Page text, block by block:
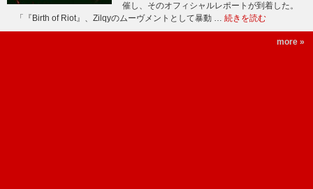
催し、そのオフィシャルレポートが到着した。
「『Birth of Riot』、Zilqyのムーヴメントとして暴動 … 続きを読む
more »